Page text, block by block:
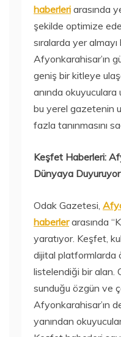
haberleri arasında
şekilde optimize
sıralarda yer
Afyonkarahisar’ın
geniş bir kitleye
anında okuyuculara
bu yerel gazetenin
fazla tanınmasını
Keşfet Haberleri:
Dünyaya Duyuruyor
Odak Gazetesi,
haberlerarasında
yaratıyor. Keşfet,
dijital platformlarda
listelendiği bir alan.
sunduğu özgün ve
Afyonkarahisar’ın
yanından